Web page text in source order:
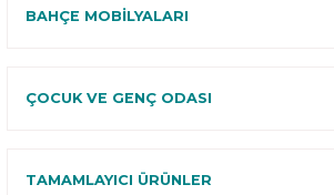
BAHÇE MOBİLYALARI
ÇOCUK VE GENÇ ODASI
TAMAMLAYICI ÜRÜNLER